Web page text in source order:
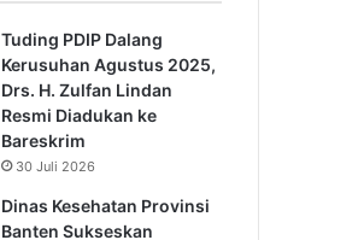
Tuding PDIP Dalang
Kerusuhan Agustus 2025,
Drs. H. Zulfan Lindan
Resmi Diadukan ke
Bareskrim
30 Juli 2026
Dinas Kesehatan Provinsi
Banten Sukseskan